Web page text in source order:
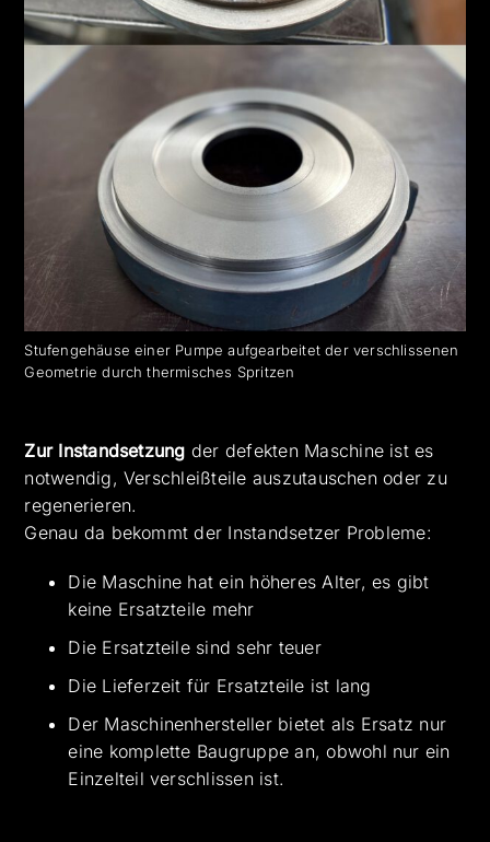
Stufengehäuse einer Pumpe aufgearbeitet der verschlissenen
Geometrie durch thermisches Spritzen
Zur Instandsetzung der defekten Maschine ist es
notwendig, Verschleißteile auszutauschen oder zu
regenerieren.
Genau da bekommt der Instandsetzer Probleme:
Die Maschine hat ein höheres Alter, es gibt
keine Ersatzteile mehr
Die Ersatzteile sind sehr teuer
Die Lieferzeit für Ersatzteile ist lang
Der Maschinenhersteller bietet als Ersatz nur
eine komplette Baugruppe an, obwohl nur ein
Einzelteil verschlissen ist.